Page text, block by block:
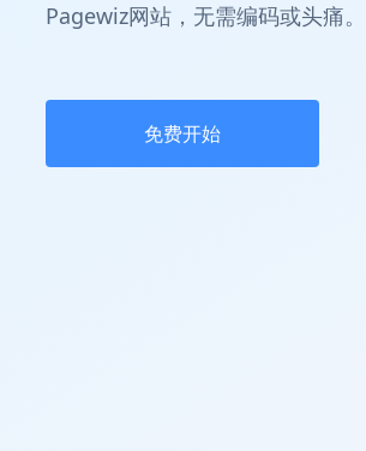
Pagewiz网站，无需编码或头痛。
免费开始